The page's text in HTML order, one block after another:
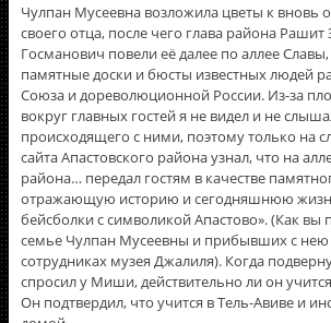
Чулпан Мусеевна возложила цветы к вновь
своего отца, после чего глава района
Госманович повели её далее по аллее
памятные доски и бюсты известных людей
Союза и дореволюционной России. Из-за
вокруг главных гостей я не видел и не
происходящего с ними, поэтому только на
сайта Апастовского района узнал, что на
района… передал гостям в качестве
отражающую историю и сегодняшнюю
бейсболки с символикой Апастово». (Как вы
семье Чулпан Мусеевны и прибывших с нею
сотрудниках музея Джалиля). Когда
спросил у Миши, действительно ли он
Он подтвердил, что учится в Тель-Авиве и